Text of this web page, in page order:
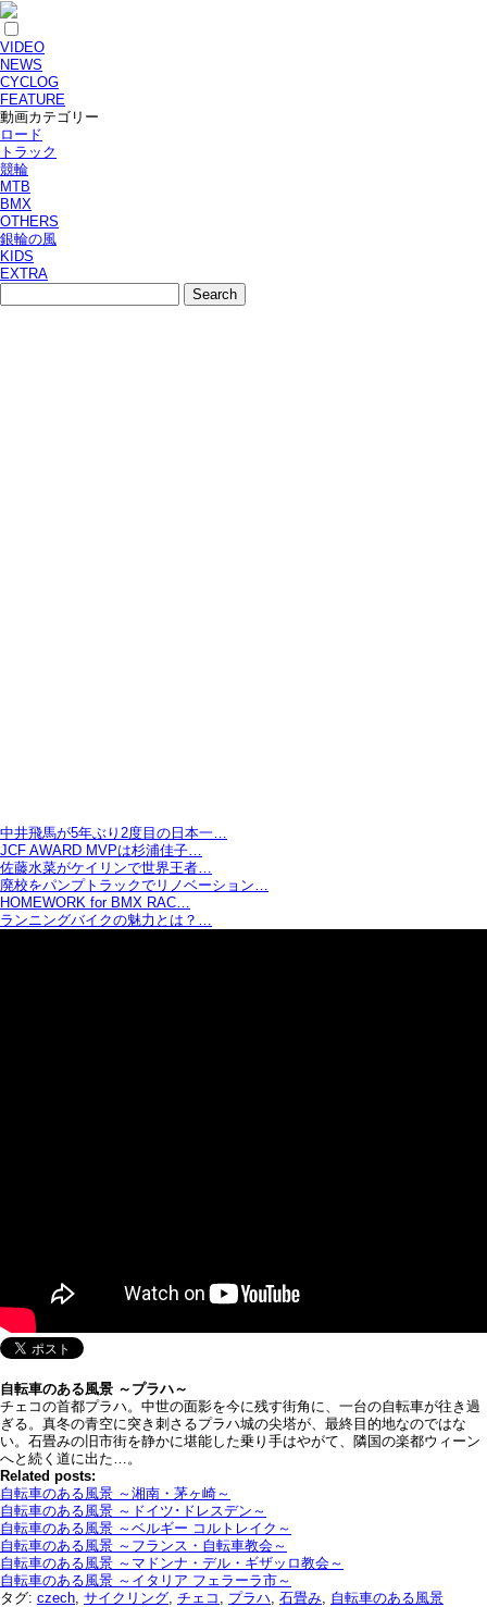
VIDEO
NEWS
CYCLOG
FEATURE
動画カテゴリー
ロード
トラック
競輪
MTB
BMX
OTHERS
銀輪の風
KIDS
EXTRA
中井飛馬が5年ぶり2度目の日本一…
JCF AWARD MVPは杉浦佳子…
佐藤水菜がケイリンで世界王者…
廃校をパンプトラックでリノベーション…
HOMEWORK for BMX RAC…
ランニングバイクの魅力とは？…
自転車のある風景 ～プラハ～
チェコの首都プラハ。中世の面影を今に残す街角に、一台の自転車が往き過
ぎる。真冬の青空に突き刺さるプラハ城の尖塔が、最終目的地なのではな
い。石畳みの旧市街を静かに堪能した乗り手はやがて、隣国の楽都ウィーン
へと続く道に出た…。
Related posts:
自転車のある風景 ～湘南・茅ヶ崎～
自転車のある風景 ～ドイツ･ドレスデン～
自転車のある風景 ～ベルギー コルトレイク～
自転車のある風景 ～フランス・自転車教会～
自転車のある風景 ～マドンナ・デル・ギザッロ教会～
自転車のある風景 ～イタリア フェラーラ市～
タグ: czech サイクリング チェコ プラハ 石畳み 自転車のある風景